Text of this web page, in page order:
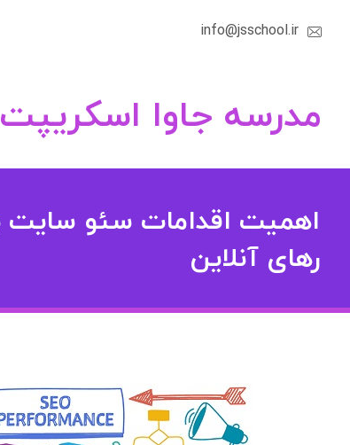
info@jsschool.ir
مدرسه جاوا اسکریپت
اهمیت اقدامات سئو سایت
رهای آنلاین